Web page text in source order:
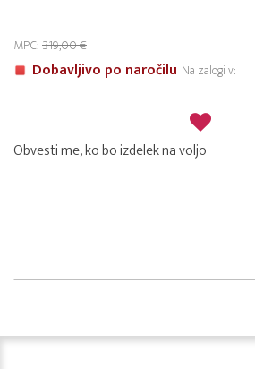
MPC:319,00 €
Dobavljivo po naročilu Na zalogi v:
Obvesti me, ko bo izdelek na voljo